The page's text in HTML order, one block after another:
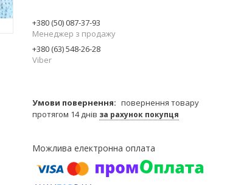
+380 (50) 087-37-93
Менеджер з продажу
+380 (63) 548-26-28
Viber
повернення товару
протягом 14 днів за рахунок покупця